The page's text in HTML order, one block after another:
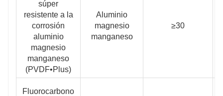
súper
resistente a la
corrosión
aluminio
magnesio
manganeso
(PVDF•Plus)
Aluminio
magnesio
manganeso
≥30
Fluorocarbono